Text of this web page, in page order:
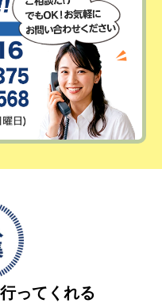
ってくれる